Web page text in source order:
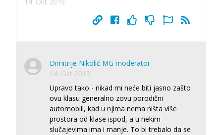
Dimitrije Nikolić MG moderator
14. Okt 2019.
Upravo tako - nikad mi neće biti jasno zašto
ovu klasu generalno zovu porodični
automobili, kad u njima nema ništa više
prostora od klase ispod, a u nekim
slučajevima ima i manje. To bi trebalo da se